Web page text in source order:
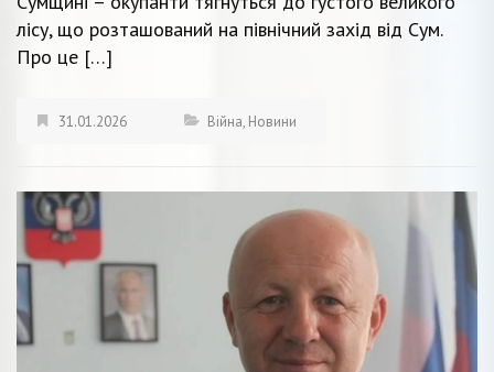
лісу, що розташований на північний захід від Сум.
Про це […]
31.01.2026 Війна, Новини